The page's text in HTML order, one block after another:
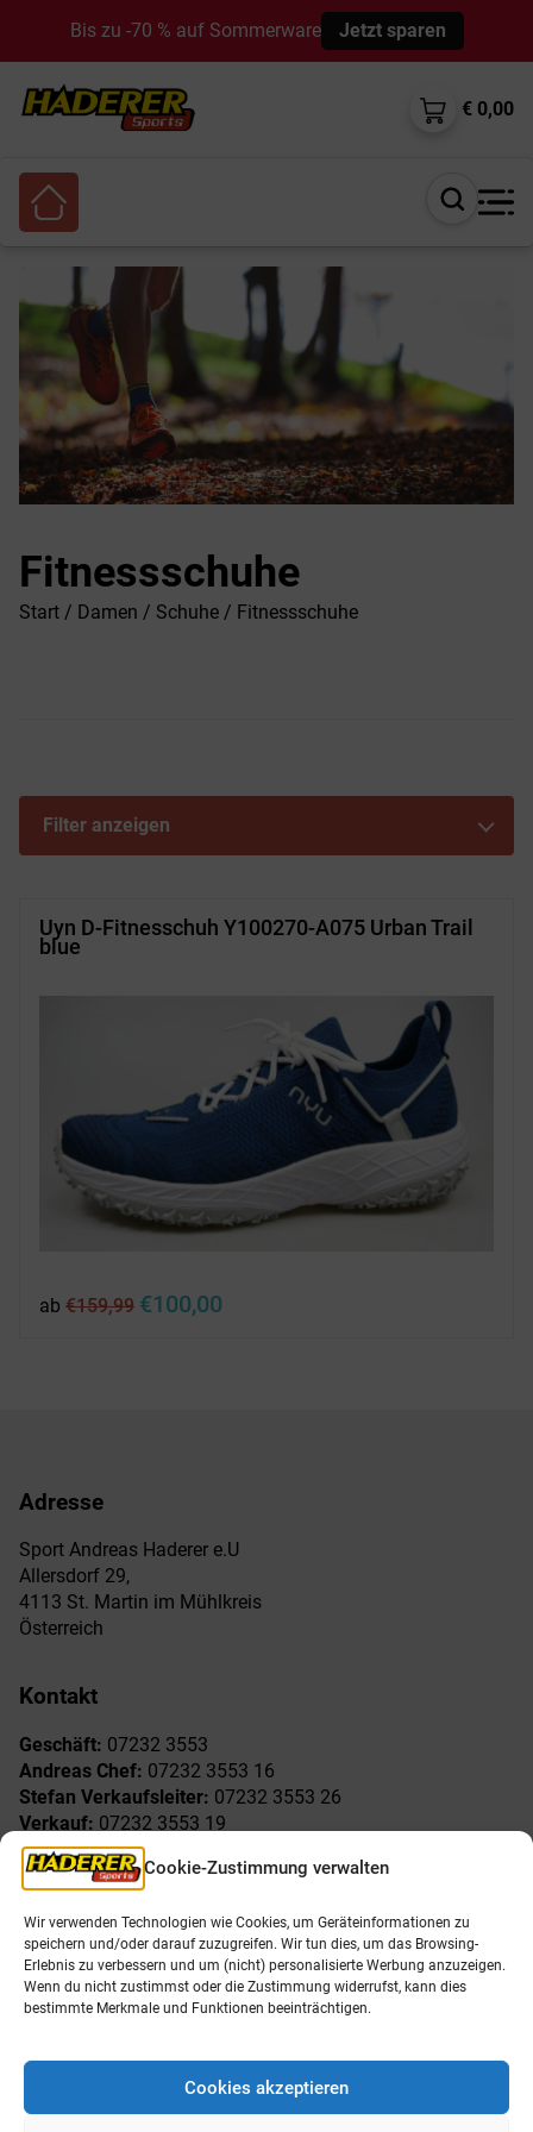
Cookie-Zustimmung verwalten
Wir verwenden Technologien wie Cookies, um Geräteinformationen zu
speichern und/oder darauf zuzugreifen. Wir tun dies, um das Browsing-
Erlebnis zu verbessern und um (nicht) personalisierte Werbung anzuzeigen.
Wenn du nicht zustimmst oder die Zustimmung widerrufst, kann dies
bestimmte Merkmale und Funktionen beeinträchtigen.
Cookies akzeptieren
Bis zu -70 % auf Sommerware Jetzt sparen
€ 0,00
Suche
Fitnessschuhe
Start / Damen / Schuhe / Fitnessschuhe
Filter anzeigen
Uyn D-Fitnesschuh Y100270-A075 Urban Trail
blue
ab €159,99 Ursprünglicher
€100,00
Adresse
Sport Andreas Haderer e.U
Allersdorf 29,
4113 St. Martin im Mühlkreis
Österreich
Kontakt
Geschäft: 07232 3553
Andreas Chef: 07232 3553 16
Stefan Verkaufsleiter: 07232 3553 26
Verkauf: 07232 3553 19
Reklamationen:
Freude am Sport
AGB
Impressum
Datenschutzerklärung
Allgemeines
Öffnungszeiten
Unser Team